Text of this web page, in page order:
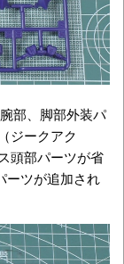
部、脚部外装パ
ジークアク
頭部パーツが省
ーツが追加され